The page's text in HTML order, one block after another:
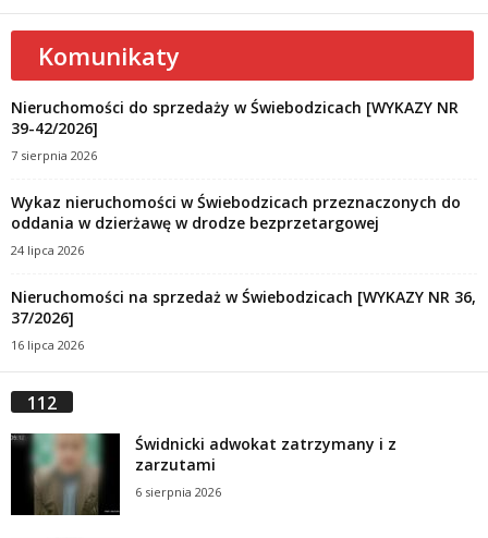
Komunikaty
Nieruchomości do sprzedaży w Świebodzicach [WYKAZY NR
39-42/2026]
7 sierpnia 2026
Wykaz nieruchomości w Świebodzicach przeznaczonych do
oddania w dzierżawę w drodze bezprzetargowej
24 lipca 2026
Nieruchomości na sprzedaż w Świebodzicach [WYKAZY NR 36,
37/2026]
16 lipca 2026
112
Świdnicki adwokat zatrzymany i z
zarzutami
6 sierpnia 2026